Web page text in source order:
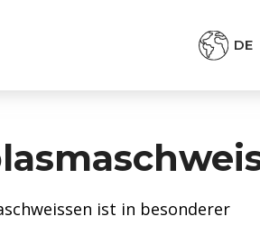
DE
ist in besonderer